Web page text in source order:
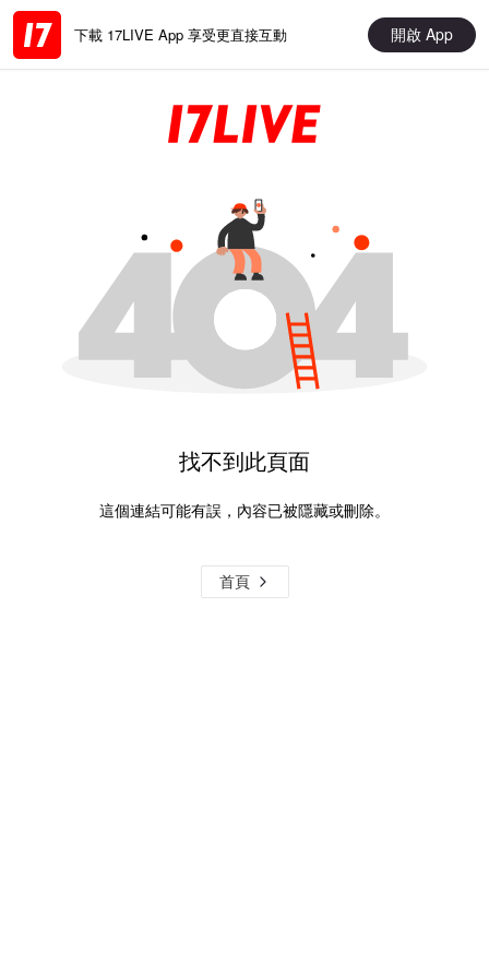
下載 17LIVE App 享受更直接互動 開啟 App
找不到此頁面
這個連結可能有誤，內容已被隱藏或刪除。
首頁